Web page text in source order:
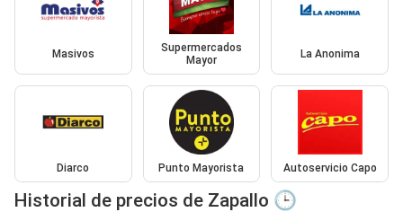
Masivos
Supermercados
Mayor
La Anonima
Diarco Punto Mayorista Autoservicio Capo
Historial de precios de Zapallo 🕒